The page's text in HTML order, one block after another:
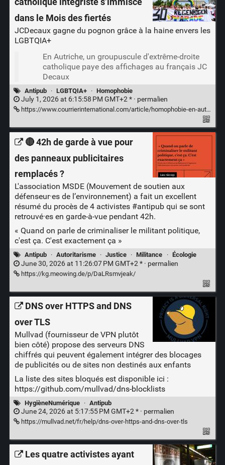
dans le Mois des fiertés
JCDecaux gagne du pognon grâce à la haine envers les
LGBTQIA+
En Autriche, un groupuscule d'extrême-droite
catholique paye des affichages au français JC
Decaux
Antipub · LGBTQIA+ · Homophobie
July 1, 2026 at 6:15:58 PM GMT+2 * · permalien
https://www.courrierinternational.com/article/homophobie-en-autriche-une-association-catholique-integriste-s-immisce-dans-le-mois-des-fiertes_245894
🔴 42h de garde à vue pour
des panneaux publicitaires
remplacés ?
L'association MSDE (Mouvement de soutien aux
défenseur·es de l’environnement) a fait un excellent
résumé du procès de 4 activistes #antipubqui se sont
retrouvé·es en garde-à-vue pendant 42h.
« Quand on parle de criminaliser le militant politique,
c'est ça. C'est exactement ça »
Antipub · Autoritarisme · Justice · Militance · Écologie
June 30, 2026 at 11:26:07 PM GMT+2 * · permalien
https://kg.meowing.de/p/DaLRsmvjeak/
DNS over HTTPS and DNS
over TLS
Mullvad (fournisseur de VPN plutôt
bien côté) propose des serveurs DNS
chiffrés qui peuvent également intégrer des blocages
de publicités ou de sites non destinés aux enfants
La liste des sites bloqués est disponible ici :
https://github.com/mullvad/dns-blocklists
HygièneNumérique · Antipub
June 24, 2026 at 5:17:55 PM GMT+2 * · permalien
https://mullvad.net/fr/help/dns-over-https-and-dns-over-tls
Les quatre activistes ayant